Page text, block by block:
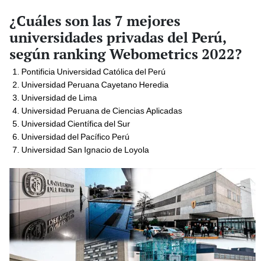
¿Cuáles son las 7 mejores
universidades privadas del Perú,
según ranking Webometrics 2022?
Pontificia Universidad Católica del Perú
Universidad Peruana Cayetano Heredia
Universidad de Lima
Universidad Peruana de Ciencias Aplicadas
Universidad Científica del Sur
Universidad del Pacífico Perú
Universidad San Ignacio de Loyola